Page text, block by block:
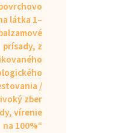
látka 1–
prísady, z
/
zber
vírenie
na 100%“